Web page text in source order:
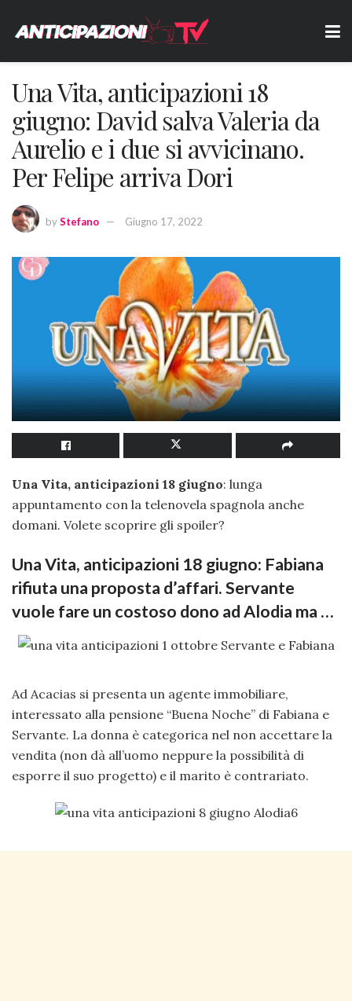
Una Vita, anticipazioni 18
giugno: David salva Valeria da
Aurelio e i due si avvicinano.
Per Felipe arriva Dori
byStefano Giugno 17, 2022
Una Vita, anticipazioni 18 giugno: lunga
appuntamento con la telenovela spagnola anche
domani. Volete scoprire gli spoiler?
Una Vita, anticipazioni 18 giugno: Fabiana
rifiuta una proposta d’affari. Servante
vuole fare un costoso dono ad Alodia ma …
Ad Acacias si presenta un agente immobiliare,
interessato alla pensione “Buena Noche” di Fabiana e
Servante. La donna è categorica nel non accettare la
vendita (non dà all’uomo neppure la possibilità di
esporre il suo progetto) e il marito è contrariato.